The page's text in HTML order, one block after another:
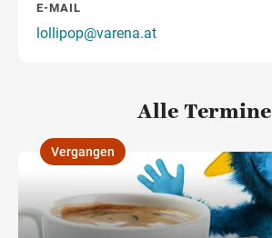
E-MAIL
lollipop@varena.at
Alle Termine
Vergangen